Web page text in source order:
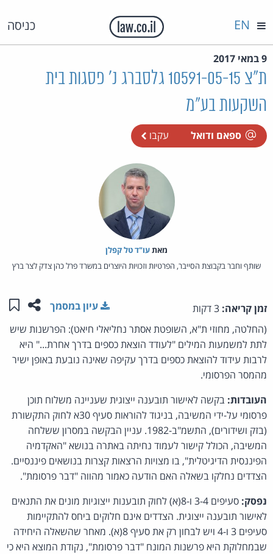
כניסה EN
9 במאי 2017
ת"צ 10591-05-15 גלסברג נ' פסגות בית
השקעות בע"מ
ספאם ודואל עקבו
מאת‏עו"ד טל קפלן
שותף וחבר בקבוצת הסייבר, הפרטיות וזכויות היוצרים במשרד פרל כהן צדק לצר ברץ
זמן קריאה: שתפו
עיון במסמך
(החלטה, מחוזי ת"א, השופטת אסתר נחליאלי חיאט): הפרשנות שיש
לתת למשמעות המילים "לעודד הוצאת כספים בדרך אחרת..." היא
לרבות עידוד להוצאת כספים בדרך עקיפה שאינה נובעת באופן ישיר
מהמסר הפרסומי.
העובדות: בקשה לאישור תובענה ייצוגית שעניינה משלוח תוכן
פרסומי על-ידי המשיבה, בניגוד להוראות סעיף 30א לחוק התקשורת
(בזק ושידורים), התשמ"ב-1982. עניין הבקשה במסרון ששלחה
המשיבה, הכולל קישור לעמוד נחיתה באתרה בנושא "האקדמיה
הפיננסית הדיגיטלית", בו מצויות הרצאות קצרות בנושאים פיננסיים.
הצדדים נחלקו בשאלה האם הודעה כאמור מהווה "דבר פרסומת".
נפסק:
סעיפים 3-4 ו-8(א) לחוק תובענות ייצוגיות מונים את התנאים
לאישור תובענה ייצוגית. הצדדים אינם חלוקים ביחס להתקיימות
סעיפים 3 ו-4 ויש לבחון רק את סעיף 8(א). מאחר שהשאלה היחידה
שבמחלוקת היא פרשנות המונח "דבר פרסומת", נקודת המוצא היא כי